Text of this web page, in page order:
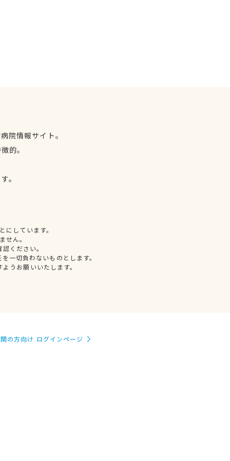
院情報サイト。
的。
。
しています。
せん。
ください。
一切負わないものとします。
うお願いいたします。
の方向け ログインページ